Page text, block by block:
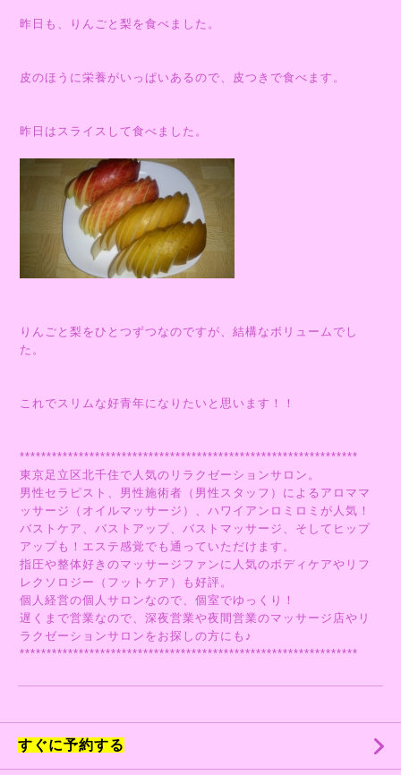
昨日も、りんごと梨を食べました。
皮のほうに栄養がいっぱいあるので、皮つきで食べます。
昨日はスライスして食べました。
りんごと梨をひとつずつなのですが、結構なボリュームでし
た。
これでスリムな好青年になりたいと思います！！
***************************************************************
東京足立区北千住で人気のリラクゼーションサロン。
男性セラピスト、男性施術者（男性スタッフ）によるアロママ
ッサージ（オイルマッサージ）、ハワイアンロミロミが人気！
バストケア、バストアップ、バストマッサージ、そしてヒップ
アップも！エステ感覚でも通っていただけます。
指圧や整体好きのマッサージファンに人気のボディケアやリフ
レクソロジー（フットケア）も好評。
個人経営の個人サロンなので、個室でゆっくり！
遅くまで営業なので、深夜営業や夜間営業のマッサージ店やリ
ラクゼーションサロンをお探しの方にも♪
***************************************************************
すぐに予約する